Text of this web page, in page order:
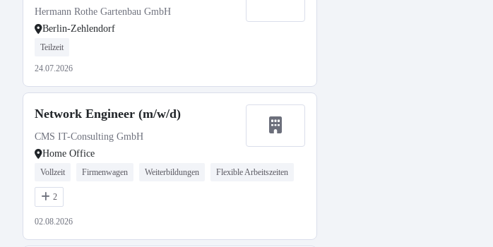
Hermann Rothe Gartenbau GmbH
Berlin-Zehlendorf
Teilzeit
24.07.2026
Network Engineer (m/w/d)
CMS IT-Consulting GmbH
Home Office
Vollzeit Firmenwagen Weiterbildungen Flexible Arbeitszeiten
2
02.08.2026